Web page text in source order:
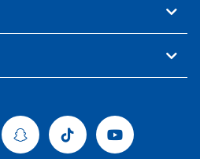
SnapchatTiktok Youtube